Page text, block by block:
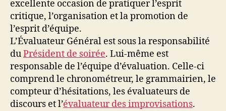
excellente occasion de pratiquer l’esprit
critique, l’organisation et la promotion de
l’esprit d’équipe.
L’Évaluateur Général est sous la responsabilité
duPrésident de soirée. Lui-même est
responsable de l’équipe d’évaluation. Celle-ci
comprend le chronométreur, le grammairien, le
compteur d’hésitations, les évaluateurs de
discours et l’évaluateur des improvisations.